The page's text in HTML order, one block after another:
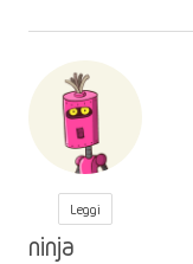
Leggi
ninja